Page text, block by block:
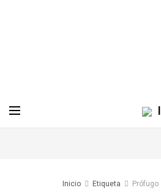
Inicio Etiqueta Prófugo